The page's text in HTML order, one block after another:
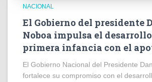
NACIONAL
El Gobierno del presidente
Noboa impulsa el
primera infancia con el
El Gobierno Nacional del Presidente
fortalece su compromiso con el